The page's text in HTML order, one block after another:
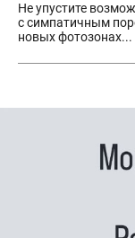
Не упустите
с симпатичным
новых фотозонах...